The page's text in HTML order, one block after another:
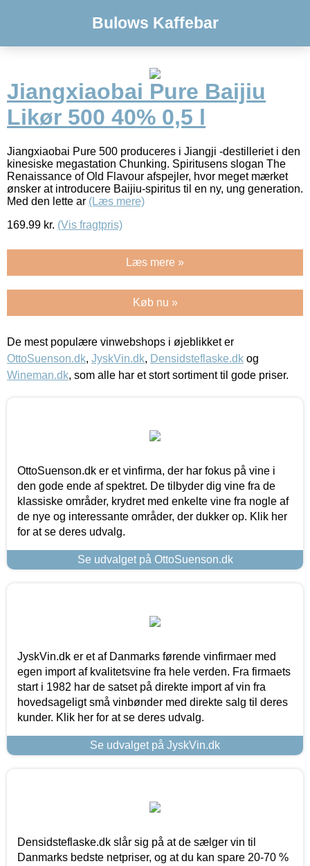
Bulows Kaffebar
Jiangxiaobai Pure Baijiu
Likør 500 40% 0,5 l
Jiangxiaobai Pure 500 produceres i Jiangji -destilleriet i den
kinesiske megastation Chunking. Spiritusens slogan The
Renaissance of Old Flavour afspejler, hvor meget mærket
ønsker at introducere Baijiu-spiritus til en ny, ung generation.
Med den lette ar (Læs mere)
169.99 kr. (Vis fragtpris)
Læs mere »
Køb nu »
De mest populære vinwebshops i øjeblikket er
OttoSuenson.dk, JyskVin.dk, Densidsteflaske.dk og
Wineman.dk, som alle har et stort sortiment til gode priser.
OttoSuenson.dk er et vinfirma, der har fokus på vine i
den gode ende af spektret. De tilbyder dig vine fra de
klassiske områder, krydret med enkelte vine fra nogle af
de nye og interessante områder, der dukker op. Klik her
for at se deres udvalg.
Se udvalget på OttoSuenson.dk
JyskVin.dk er et af Danmarks førende vinfirmaer med
egen import af kvalitetsvine fra hele verden. Fra firmaets
start i 1982 har de satset på direkte import af vin fra
hovedsageligt små vinbønder med direkte salg til deres
kunder. Klik her for at se deres udvalg.
Se udvalget på JyskVin.dk
Densidsteflaske.dk slår sig på at de sælger vin til
Danmarks bedste netpriser, og at du kan spare 20-70 %